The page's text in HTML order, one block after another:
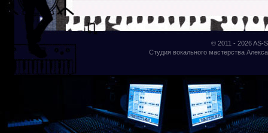
© 2011 - 2026AS-
Студия вокального мастерства